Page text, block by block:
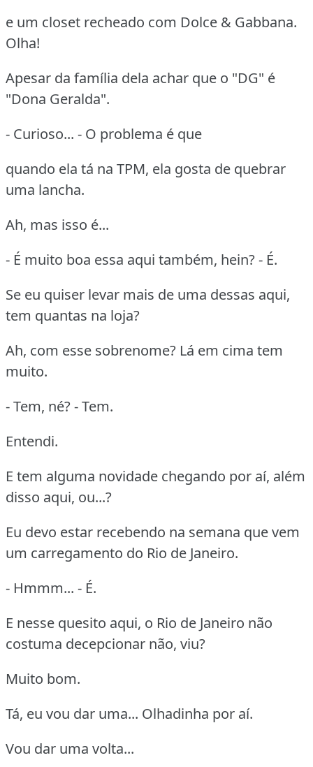
e um closet recheado com Dolce & Gabbana.
Olha!
Apesar da família dela achar que o "DG" é
"Dona Geralda".
- Curioso... - O problema é que
quando ela tá na TPM, ela gosta de quebrar
uma lancha.
Ah, mas isso é...
- É muito boa essa aqui também, hein? - É.
Se eu quiser levar mais de uma dessas aqui,
tem quantas na loja?
Ah, com esse sobrenome? Lá em cima tem
muito.
- Tem, né? - Tem.
Entendi.
E tem alguma novidade chegando por aí, além
disso aqui, ou...?
Eu devo estar recebendo na semana que vem
um carregamento do Rio de Janeiro.
- Hmmm... - É.
E nesse quesito aqui, o Rio de Janeiro não
costuma decepcionar não, viu?
Muito bom.
Tá, eu vou dar uma... Olhadinha por aí.
Vou dar uma volta...